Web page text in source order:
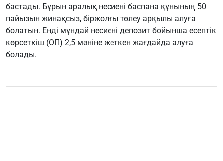
бастады. Бұрын аралық несиені баспана құнының 50
пайызын жинақсыз, біржолғы төлеу арқылы алуға
болатын. Енді мұндай несиені депозит бойынша есептік
көрсеткіш (ОП) 2,5 мәніне жеткен жағдайда алуға
болады.